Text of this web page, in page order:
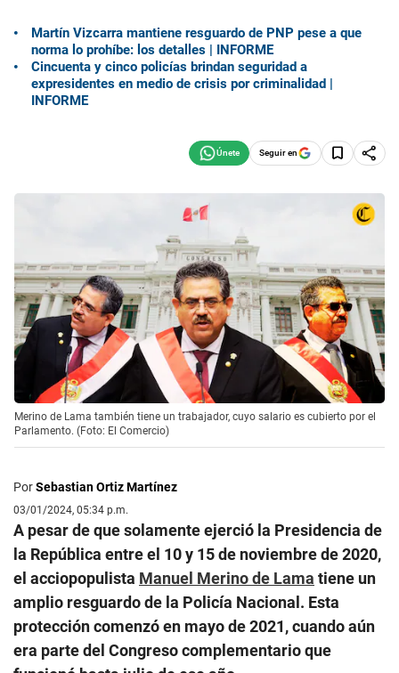
Martín Vizcarra mantiene resguardo de PNP pese a que
norma lo prohíbe: los detalles | INFORME
Cincuenta y cinco policías brindan seguridad a
expresidentes en medio de crisis por criminalidad |
INFORME
Seguir en
Merino de Lama también tiene un trabajador, cuyo salario es cubierto por el
Parlamento. (Foto: El Comercio)
PorSebastian Ortiz Martínez
03/01/2024, 05:34 p.m.
A pesar de que solamente ejerció la Presidencia de
la República entre el 10 y 15 de noviembre de 2020,
el acciopopulista Manuel Merino de Lama tiene un
amplio resguardo de la Policía Nacional. Esta
protección comenzó en mayo de 2021, cuando aún
era parte del Congreso complementario que